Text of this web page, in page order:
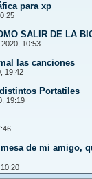
para xp
SALIR DE LA
10:53
las canciones
19:42
Portatiles
19:19
de mi amigo,